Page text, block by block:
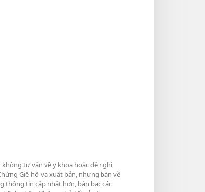
tư vấn về y khoa hoặc đề nghị
Giê-hô-va xuất bản, nhưng bàn về
thông tin cập nhật hơn, bàn bạc các